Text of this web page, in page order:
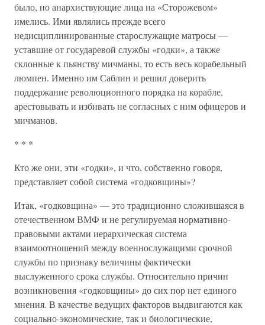
было, но анархиствующие лица на «Сторожевом»
имелись. Ими являлись прежде всего
недисциплинированные старослужащие матросы —
уставшие от государевой службы «годки», а также
склонные к пьянству мичманы, то есть весь корабельный
люмпен. Именно им Саблин и решил доверить
поддержание революционного порядка на корабле,
арестовывать и избивать не согласных с ним офицеров и
мичманов.
* * *
Кто же они, эти «годки», и что, собственно говоря,
представляет собой система «годковщины»?
Итак, «годковщина» — это традиционно сложившаяся в
отечественном ВМФ и не регулируемая нормативно-
правовыми актами иерархическая система
взаимоотношений между военнослужащими срочной
службы по признаку величины фактически
выслуженного срока службы. Относительно причин
возникновения «годковщины» до сих пор нет единого
мнения. В качестве ведущих факторов выдвигаются как
социально-экономические, так и биологические,